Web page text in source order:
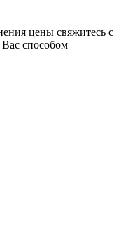
цены свяжитесь с
способом